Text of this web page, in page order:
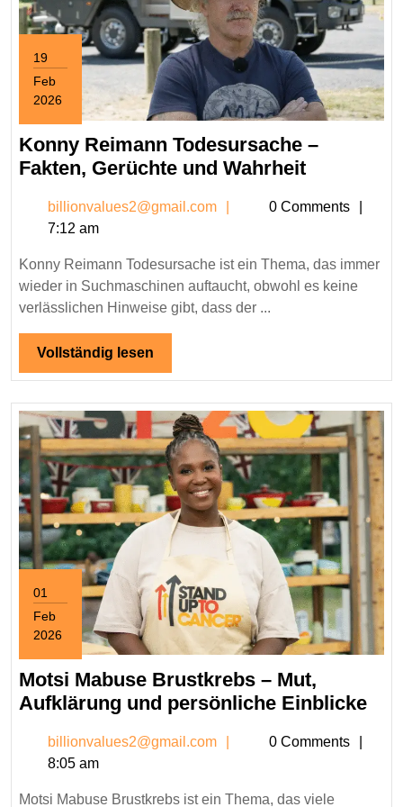
19
Feb
2026
February
19,
2026
Konny Reimann Todesursache –
Fakten, Gerüchte und WahrheitKonny
Fakten,
Gerüchte
billionvalues2@gmail.com
0 Comments
7:12 am
Konny Reimann Todesursache ist ein Thema, das immer
wieder in Suchmaschinen auftaucht, obwohl es keine
verlässlichen Hinweise gibt, dass der ...
Vollständig lesen
lesen
01
Feb
2026
February
1,
2026
Motsi Mabuse Brustkrebs – Mut,
Aufklärung und persönliche Einblicke
billionvalues2@gmail.com
0 Comments
8:05 am
Motsi Mabuse Brustkrebs ist ein Thema, das viele